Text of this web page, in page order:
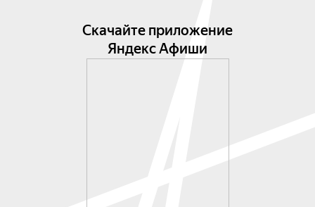
Скачайте приложение
Яндекс Афиши